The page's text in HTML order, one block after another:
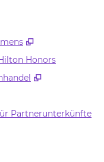
,
Honors
,
Partnerunterkünfte